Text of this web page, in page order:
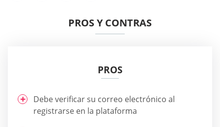
PROS Y CONTRAS
PROS
Debe verificar su correo electrónico al
registrarse en la plataforma